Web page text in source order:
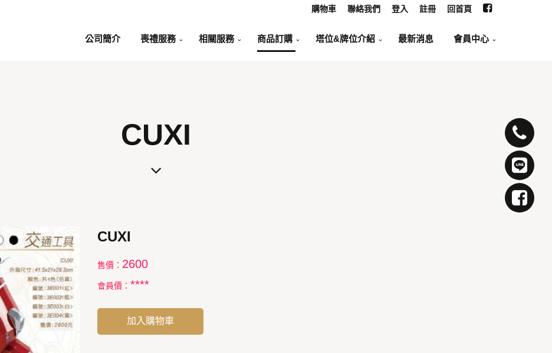
購物車 聯絡我們 登入 註冊 回首頁
公司簡介 喪禮服務 相關服務 商品訂購 塔位&牌位介紹 最新消息 會員中心
CUXI
CUXI
售價： 2600
會員價： ****
加入購物車